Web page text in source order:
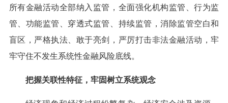
所有金融活动全部纳入监管，全面强化机构监管、行为监
管、功能监管、穿透式监管、持续监管，消除监管空白和
盲区，严格执法、敢于亮剑，严厉打击非法金融活动，牢
牢守住不发生系统性金融风险底线。
把握关联性特征，牢固树立系统观念